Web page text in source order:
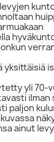
yksittäisiä
yli 70-
ilman
paljon
ainut